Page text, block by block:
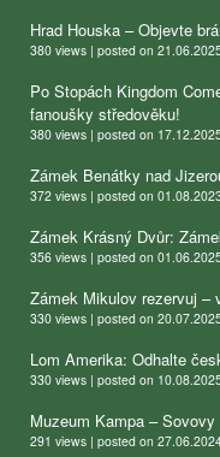
Hrad Houska – Objevte
380 views | posted on
Po Stopách Kingdom
fanoušky středověku!
380 views | posted on
Zámek Benátky nad
372 views | posted on
Zámek Krásný Dvůr:
356 views | posted on
Zámek Mikulov rezervuj –
330 views | posted on
Lom Amerika: Odhalte
330 views | posted on
Muzeum Kampa –
291 views | posted on